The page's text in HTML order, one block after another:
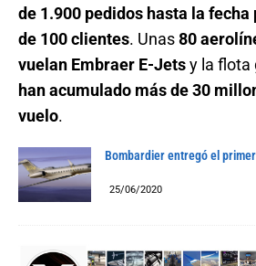
de 1.900 pedidos hasta la
de 100 clientes. Unas80
vuelan Embraer E-Jetsy la flota
han acumulado más de 30
vuelo.
Bombardier entregó el
25/06/2020